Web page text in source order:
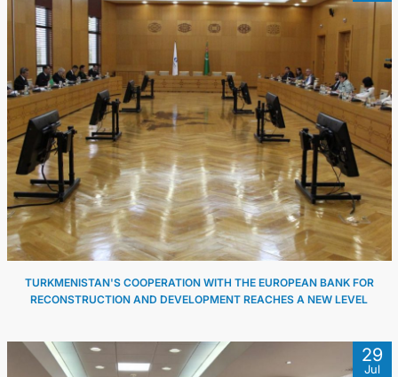
TURKMENISTAN'S COOPERATION WITH THE EUROPEAN BANK FOR
RECONSTRUCTION AND DEVELOPMENT REACHES A NEW LEVEL
29
Jul